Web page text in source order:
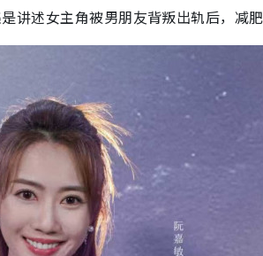
讲述女主角被男朋友背叛出轨后，减肥